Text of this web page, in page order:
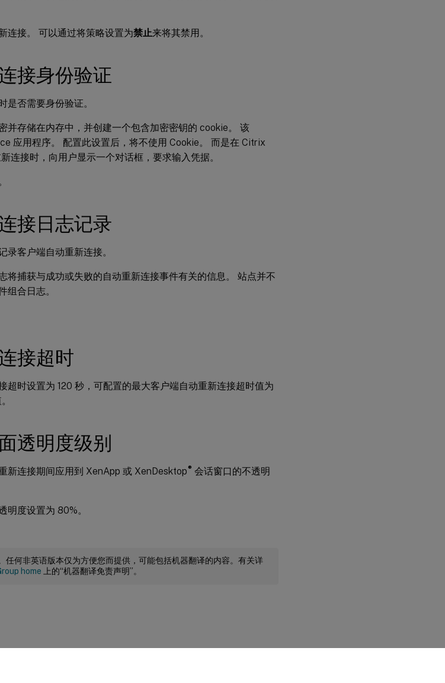
连接。 可以通过将策略设置为禁止来将其禁用。
接身份验证
是否需要身份验证。
并存储在内存中，并创建一个包含加密密钥的 cookie。 该
应用程序。 配置此设置后，将不使用 Cookie。 而是在 Citrix
连接时，向用户显示一个对话框，要求输入凭据。
接日志记录
录客户端自动重新连接。
将捕获与成功或失败的自动重新连接事件有关的信息。 站点并不
组合日志。
接超时
超时设置为 120 秒，可配置的最大客户端自动重新连接超时值为
透明度级别
新连接期间应用到 XenApp 或 XenDesktop® 会话窗口的不透明
明度设置为 80%。
任何非英语版本仅为方便您而提供，可能包括机器翻译的内容。有关详
home 上的“机器翻译免责声明”。